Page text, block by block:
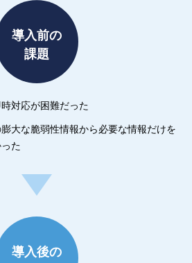
導入前の
課題
対応が困難だった
大な脆弱性情報から必要な情報だけを
た
導入後の